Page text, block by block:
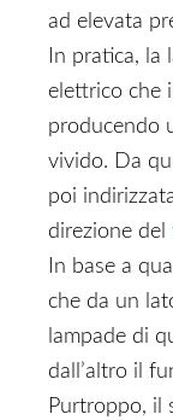
ad elevata
In pratica, la
elettrico che
producendo
vivido. Da
poi
direzione del
In base a
che da un
lampade di
dall’altro il
Purtroppo, il